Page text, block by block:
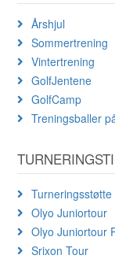
Årshjul
Sommertrening
Vintertrening
GolfJentene
GolfCamp
Treningsballer
Turneringsstøtte
Olyo Juniortour
Olyo Juniortour
Srixon Tour